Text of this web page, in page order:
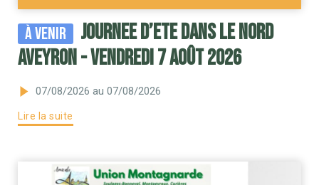
À venir
JOURNEE d’ETE dans le Nord
AVEYRON - VENDREDI 7 AOÛT 2026
07/08/2026 au 07/08/2026
Lire la suite